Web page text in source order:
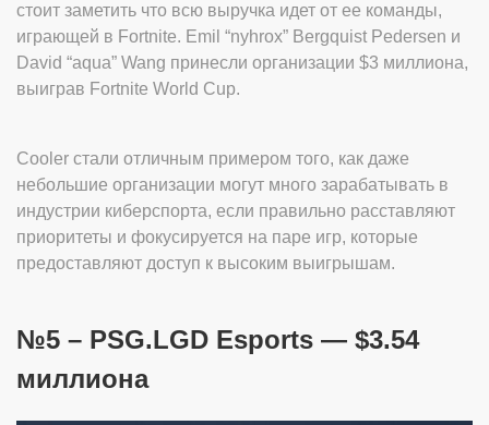
стоит заметить что всю выручка идет от ее команды,
играющей в Fortnite. Emil “nyhrox” Bergquist Pedersen и
David “aqua” Wang принесли организации $3 миллиона,
выиграв Fortnite World Cup.
Cooler стали отличным примером того, как даже
небольшие организации могут много зарабатывать в
индустрии киберспорта, если правильно расставляют
приоритеты и фокусируется на паре игр, которые
предоставляют доступ к высоким выигрышам.
№5 – PSG.LGD Esports — $3.54
миллиона